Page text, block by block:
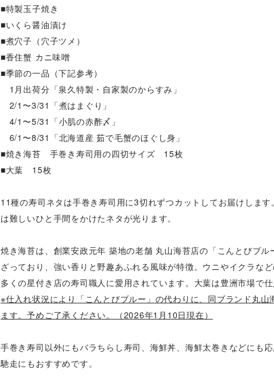
■特製玉子焼き
■いくら醤油漬け
■煮穴子（穴子ツメ）
■香住蟹 カニ味噌
■季節の一品（下記参考）
1月出荷分「泉久特製・自家製のからすみ」
2/1〜3/31「煮はまぐり」
4/1〜5/31「小肌の赤酢〆」
6/1〜8/31「北海道産 茹で毛蟹のほぐし身」
■焼き海苔 手巻き寿司用の四切サイズ 15枚
■大葉 15枚
11種の寿司ネタは手巻き寿司用に3切れずつカットしてお届けしま
は難しいひと手間をかけたネタが光ります。
焼き海苔は、創業安政元年 築地の老舗 丸山海苔店の「こんとびブ
ざっており、強い香りと野趣あふれる風味が特徴。ウニやイクラな
多くの星付き店の寿司職人に愛用されています。大葉は豊洲市場で仕
※仕入れ状況により「こんとびブルー」の代わりに、同ブランド丸
ます。予めご了承ください。（2026年1月10日現在）
手巻き寿司以外にもバラちらし寿司、海鮮丼、海鮮太巻きなどにも
馳走にもおすすめです。